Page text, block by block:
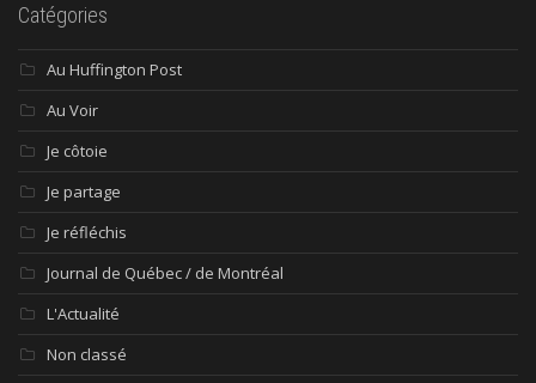
Catégories
Au Huffington Post
Au Voir
Je côtoie
Je partage
Je réfléchis
Journal de Québec / de Montréal
L'Actualité
Non classé